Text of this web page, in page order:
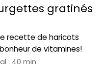
gratinés
recette de haricots
de vitamines!
: 40 min